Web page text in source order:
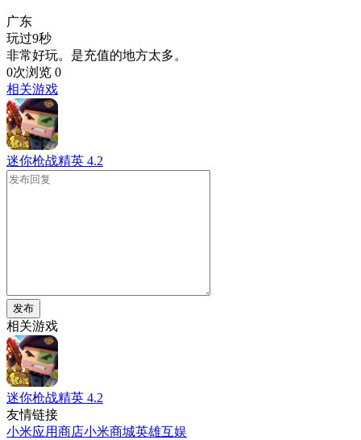
广东
玩过9秒
非常好玩。是充值的地方太多。
0次浏览 0
相关游戏
迷你枪战精英 4.2
发布
相关游戏
迷你枪战精英 4.2
友情链接
小米应用商店小米商城英雄互娱